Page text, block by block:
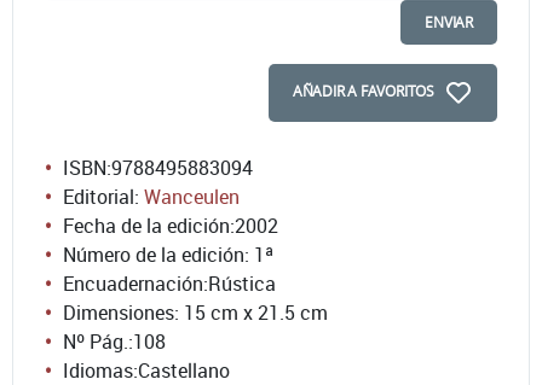
ENVIAR
AÑADIR A FAVORITOS
ISBN:9788495883094
Editorial: Wanceulen
Fecha de la edición:2002
Número de la edición: 1ª
Encuadernación:Rústica
Dimensiones: 15 cm x 21.5 cm
Nº Pág.:108
Idiomas:Castellano